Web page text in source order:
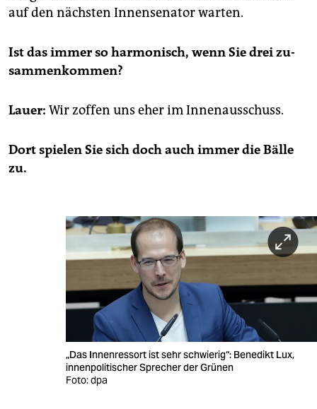
auf den nächs­ten In­nen­se­na­tor war­ten.
Ist das immer so har­mo­nisch, wenn Sie drei zu­
sam­men­kom­men?
Lauer: Wir zof­fen uns eher im In­nen­aus­schuss.
Dort spie­len Sie sich doch auch immer die Bälle
zu.
„Das Innenressort ist sehr schwierig“: Benedikt Lux,
innenpolitischer Sprecher der Grünen
Foto: dpa